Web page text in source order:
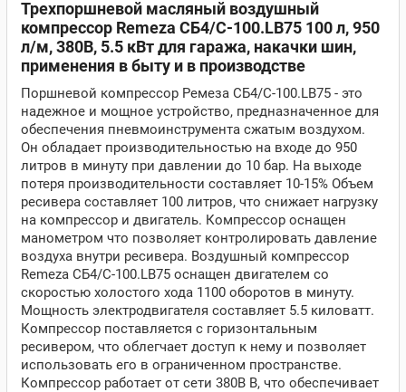
Трехпоршневой масляный воздушный
компрессор Remeza СБ4/С-100.LB75 100 л, 950
л/м, 380В, 5.5 кВт для гаража, накачки шин,
применения в быту и в производстве
Поршневой компрессор Ремеза СБ4/С-100.LB75 - это
надежное и мощное устройство, предназначенное для
обеспечения пневмоинструмента сжатым воздухом.
Он обладает производительностью на входе до 950
литров в минуту при давлении до 10 бар. На выходе
потеря производительности составляет 10-15% Объем
ресивера составляет 100 литров, что снижает нагрузку
на компрессор и двигатель. Компрессор оснащен
манометром что позволяет контролировать давление
воздуха внутри ресивера. Воздушный компрессор
Remeza СБ4/С-100.LB75 оснащен двигателем со
скоростью холостого хода 1100 оборотов в минуту.
Мощность электродвигателя составляет 5.5 киловатт.
Компрессор поставляется c горизонтальным
ресивером, что облегчает доступ к нему и позволяет
использовать его в ограниченном пространстве.
Компрессор работает от сети 380В В, что обеспечивает